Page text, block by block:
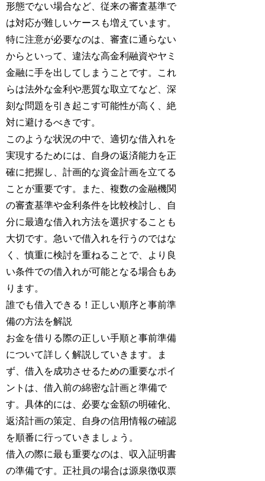
形態でない場合など、従来の審査基準で
は対応が難しいケースも増えています。
特に注意が必要なのは、審査に通らない
からといって、違法な高金利融資やヤミ
金融に手を出してしまうことです。これ
らは法外な金利や悪質な取立てなど、深
刻な問題を引き起こす可能性が高く、絶
対に避けるべきです。
このような状況の中で、適切な借入れを
実現するためには、自身の返済能力を正
確に把握し、計画的な資金計画を立てる
ことが重要です。また、複数の金融機関
の審査基準や金利条件を比較検討し、自
分に最適な借入れ方法を選択することも
大切です。急いで借入れを行うのではな
く、慎重に検討を重ねることで、より良
い条件での借入れが可能となる場合もあ
ります。
誰でも借入できる！正しい順序と事前準
備の方法を解説
お金を借りる際の正しい手順と事前準備
について詳しく解説していきます。ま
ず、借入を成功させるための重要なポイ
ントは、借入前の綿密な計画と準備で
す。具体的には、必要な金額の明確化、
返済計画の策定、自身の信用情報の確認
を順番に行っていきましょう。
借入の際に最も重要なのは、収入証明書
の準備です。正社員の場合は源泉徴収票